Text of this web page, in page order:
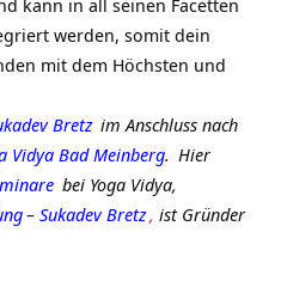
werden, somit dein
mit dem Höchsten und
Bretz im Anschluss nach
Vidya Bad Meinberg. Hier
bei Yoga Vidya,
– Sukadev Bretz, ist Gründer